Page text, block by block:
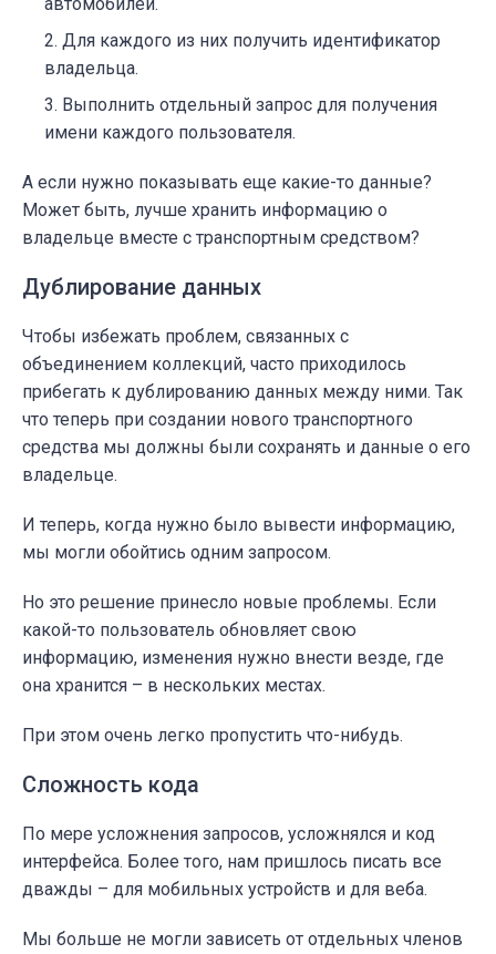
Для каждого из них получить идентификатор
владельца.
Выполнить отдельный запрос для получения
имени каждого пользователя.
А если нужно показывать еще какие-то данные?
Может быть, лучше хранить информацию о
владельце вместе с транспортным средством?
Дублирование данных
Чтобы избежать проблем, связанных с
объединением коллекций, часто приходилось
прибегать к дублированию данных между ними. Так
что теперь при создании нового транспортного
средства мы должны были сохранять и данные о его
владельце.
И теперь, когда нужно было вывести информацию,
мы могли обойтись одним запросом.
Но это решение принесло новые проблемы. Если
какой-то пользователь обновляет свою
информацию, изменения нужно внести везде, где
она хранится – в нескольких местах.
При этом очень легко пропустить что-нибудь.
Сложность кода
По мере усложнения запросов, усложнялся и код
интерфейса. Более того, нам пришлось писать все
дважды – для мобильных устройств и для веба.
Мы больше не могли зависеть от отдельных членов